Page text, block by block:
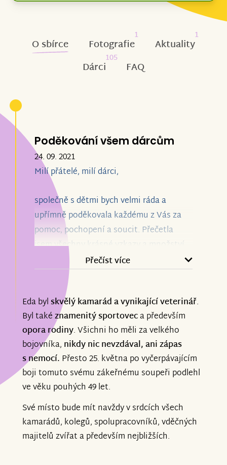
O sbírce Fotografie
1
Aktuality
1
Dárci
105
FAQ
Poděkování všem dárcům
24. 09. 2021
Milí přátelé, milí dárci,
společně s dětmi bych velmi ráda a
upřímně poděkovala každému z Vás za
pomoc, pochopení a soucit. Přečetla
jsem všechny krásné vzkazy a množství
příspěvků mne utvrdilo v tom, jak skvělý
člověk Eduard byl a kolika lidmi byl
respektován a milován. Za sebe i děti
děkuji za vřelá slova i za Vaše příspěvky.
Jana G. s dětmi
Přečíst více
Eda byl skvělý kamarád a vynikající veterinář.
Byl takéznamenitý sportoveca především
opora rodiny. Všichni ho měli za velkého
bojovníka, nikdy nic nevzdával, ani zápas
s nemocí. Přesto 25. května po vyčerpávajícím
boji tomuto svému zákeřnému soupeři podlehl
ve věku pouhých 49 let.
Své místo bude mít navždy v srdcích všech
kamarádů, kolegů, spolupracovníků, vděčných
majitelů zvířat a především nejbližších.